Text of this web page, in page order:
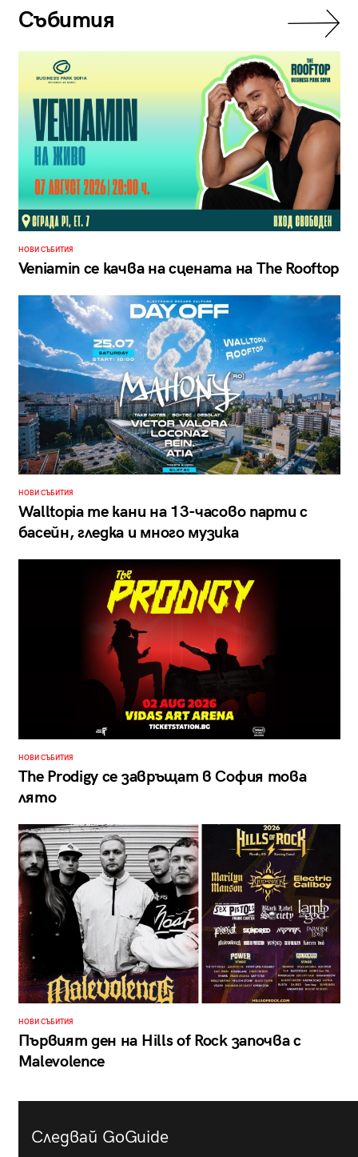
Събития
НОВИ СЪБИТИЯ
Veniamin се качва на сцената на The Rooftop
НОВИ СЪБИТИЯ
Walltopia те кани на 13-часово парти с
басейн, гледка и много музика
НОВИ СЪБИТИЯ
The Prodigy се завръщат в София това
лято
НОВИ СЪБИТИЯ
Първият ден на Hills of Rock започва с
Malevolence
Следвай GoGuide